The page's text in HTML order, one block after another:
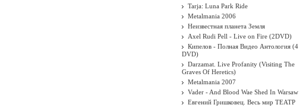
Tarja: Luna Park Ride
Metalmania 2006
Неизвестная планета Земля
Axel Rudi Pell - Live on Fire (2DVD)
Кипелов - Полная Видео Антология (4
DVD)
Darzamat. Live Profanity (Visiting The
Graves Of Heretics)
Metalmania 2007
Vader - And Blood Wae Shed In Warsaw
Евгений Гришковец. Весь мир ТЕАТР